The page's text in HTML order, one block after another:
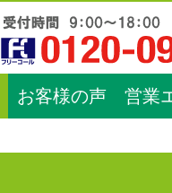
お客様の声 営業